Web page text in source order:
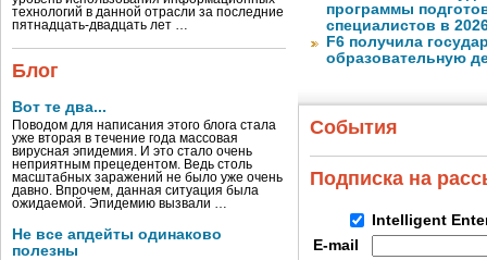
технологий в данной отрасли за последние
пятнадцать-двадцать лет …
Блог
Вот те два...
Поводом для написания этого блога стала
уже вторая в течение года массовая
вирусная эпидемия. И это стало очень
неприятным прецедентом. Ведь столь
масштабных заражений не было уже очень
давно. Впрочем, данная ситуация была
ожидаемой. Эпидемию вызвали …
Не все апдейты одинаково
полезны
программы
специалистов в
F6 получила
образовательную
События
Подписка на
Intelligent
E-mail